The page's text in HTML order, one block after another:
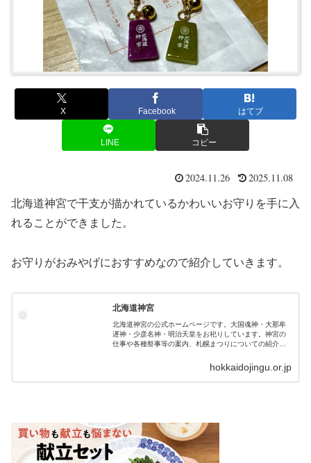
X Facebook はてブ
LINE コピー
2024.11.26 2025.11.08
北海道神宮で干支が描かれているかわいいお守りを手に入
れることができました。
お守りがおみやげにおすすめなので紹介していきます。
北海道神宮
北海道神宮の公式ホームページです。大国魂神・大那牟
遅神・少彦名神・明治天皇をお祀りしています。神宮の
仕事や各種祭事等の案内、札幌まつりについての紹介も
hokkaidojingu.or.jp